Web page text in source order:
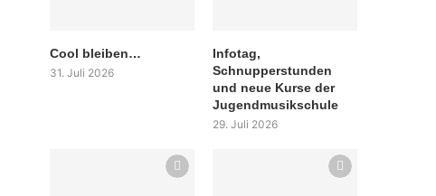
Cool bleiben…
31. Juli 2026
Infotag,
Schnupperstunden
und neue Kurse der
Jugendmusikschule
29. Juli 2026